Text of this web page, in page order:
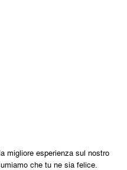
migliore esperienza sul nostro
che tu ne sia felice.